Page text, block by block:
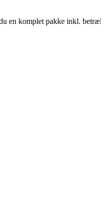
en komplet pakke inkl.